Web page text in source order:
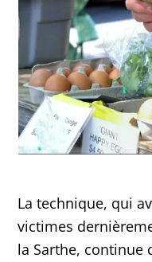
La technique, qui
victimes
la Sarthe, continue